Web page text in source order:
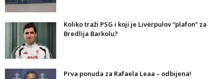
Koliko traži PSG i koji je Liverpulov “plafon” za
Bredlija Barkolu?
Prva ponuda za Rafaela Leaa – odbijena!